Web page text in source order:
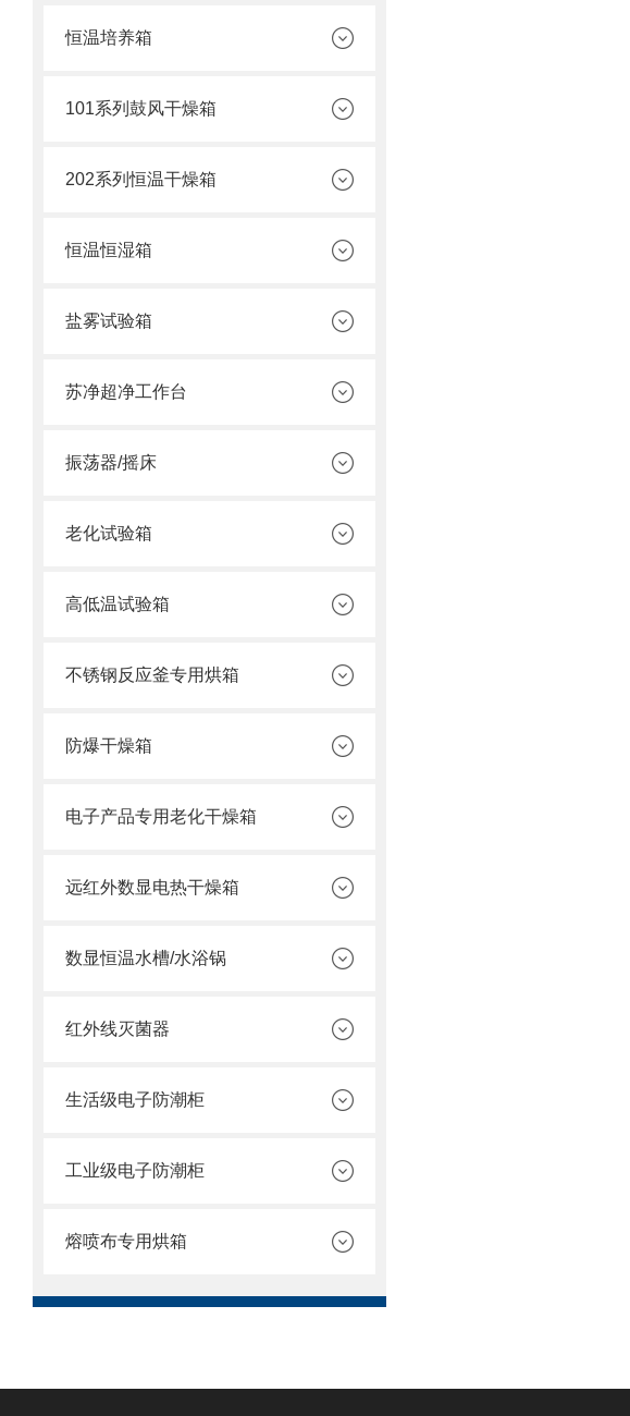
恒温培养箱
101系列鼓风干燥箱
202系列恒温干燥箱
恒温恒湿箱
盐雾试验箱
苏净超净工作台
振荡器/摇床
老化试验箱
高低温试验箱
不锈钢反应釜专用烘箱
防爆干燥箱
电子产品专用老化干燥箱
远红外数显电热干燥箱
数显恒温水槽/水浴锅
红外线灭菌器
生活级电子防潮柜
工业级电子防潮柜
熔喷布专用烘箱